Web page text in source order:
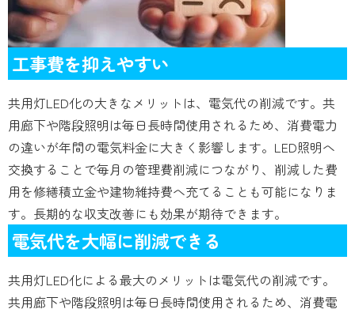
工事費を抑えやすい
共用灯LED化の大きなメリットは、電気代の削減です。共
用廊下や階段照明は毎日長時間使用されるため、消費電力
の違いが年間の電気料金に大きく影響します。LED照明へ
交換することで毎月の管理費削減につながり、削減した費
用を修繕積立金や建物維持費へ充てることも可能になりま
す。長期的な収支改善にも効果が期待できます。
電気代を大幅に削減できる
共用灯LED化による最大のメリットは電気代の削減です。
共用廊下や階段照明は毎日長時間使用されるため、消費電